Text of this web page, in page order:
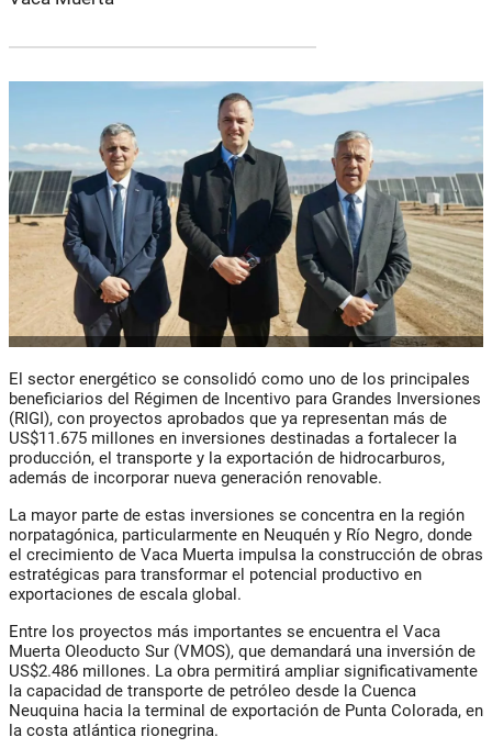
El sector energético se consolidó como uno de los principales
beneficiarios del Régimen de Incentivo para Grandes Inversiones
(RIGI), con proyectos aprobados que ya representan más de
US$11.675 millones en inversiones destinadas a fortalecer la
producción, el transporte y la exportación de hidrocarburos,
además de incorporar nueva generación renovable.
La mayor parte de estas inversiones se concentra en la región
norpatagónica, particularmente en Neuquén y Río Negro, donde
el crecimiento de Vaca Muerta impulsa la construcción de obras
estratégicas para transformar el potencial productivo en
exportaciones de escala global.
Entre los proyectos más importantes se encuentra el Vaca
Muerta Oleoducto Sur (VMOS), que demandará una inversión de
US$2.486 millones. La obra permitirá ampliar significativamente
la capacidad de transporte de petróleo desde la Cuenca
Neuquina hacia la terminal de exportación de Punta Colorada, en
la costa atlántica rionegrina.